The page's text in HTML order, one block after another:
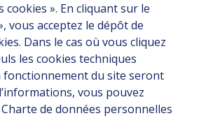
cookies ». En cliquant sur le
vous acceptez le dépôt de
Dans le cas où vous cliquez
les cookies techniques
fonctionnement du site seront
vous pouvez
de données personnelles